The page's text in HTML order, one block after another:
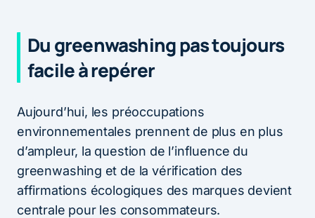
Du greenwashing pas toujours
facile à repérer
Aujourd’hui, les préoccupations
environnementales prennent de plus en plus
d’ampleur, la question de l’influence du
greenwashing et de la vérification des
affirmations écologiques des marques devient
centrale pour les consommateurs.